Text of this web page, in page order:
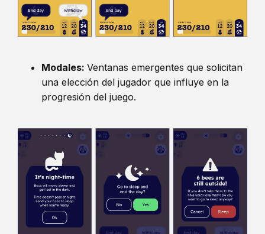
Modales:Ventanas emergentes que solicitan
una elección del jugador que influye en la
progresión del juego.